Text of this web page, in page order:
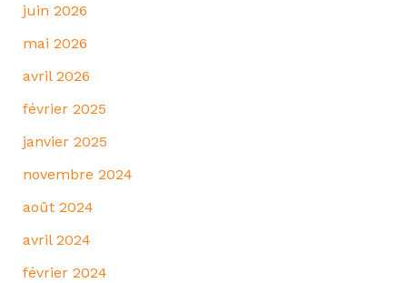
juin 2026
mai 2026
avril 2026
février 2025
janvier 2025
novembre 2024
août 2024
avril 2024
février 2024